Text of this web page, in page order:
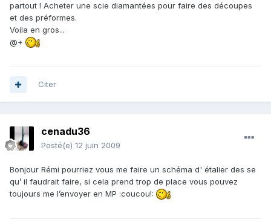
partout ! Acheter une scie diamantées pour faire des découpes
et des préformes.
Voila en gros...
@+
Citer
cenadu36
Posté(e) 12 juin 2009
Bonjour Rémi pourriez vous me faire un schéma d' étalier des se
qu’ il faudrait faire, si cela prend trop de place vous pouvez
toujours me l’envoyer en MP :coucou!: